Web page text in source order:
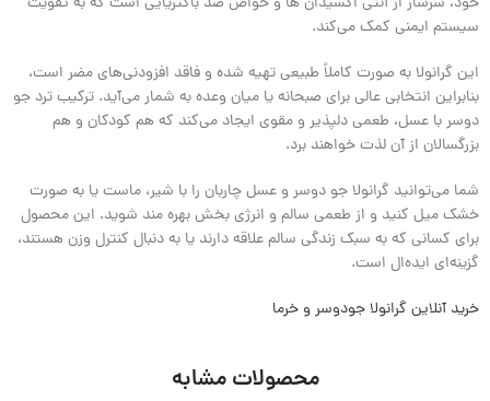
سیستم ایمنی کمک می‌کند.
این گرانولا به‌ صورت کاملاً طبیعی تهیه شده و فاقد افزودنی‌های مضر است،
بنابراین انتخابی عالی برای صبحانه یا میان‌ وعده به شمار می‌آید. ترکیب ترد جو
دوسر با عسل، طعمی دلپذیر و مقوی ایجاد می‌کند که هم کودکان و هم
بزرگسالان از آن لذت خواهند برد.
شما می‌توانید گرانولا جو دوسر و عسل چاربان را با شیر، ماست یا به‌ صورت
خشک میل کنید و از طعمی سالم و انرژی‌ بخش بهره‌ مند شوید. این محصول
برای کسانی که به سبک زندگی سالم علاقه دارند یا به دنبال کنترل وزن هستند،
گزینه‌ای ایده‌ال است.
خرید آنلاین گرانولا جودوسر و خرما
محصولات مشابه